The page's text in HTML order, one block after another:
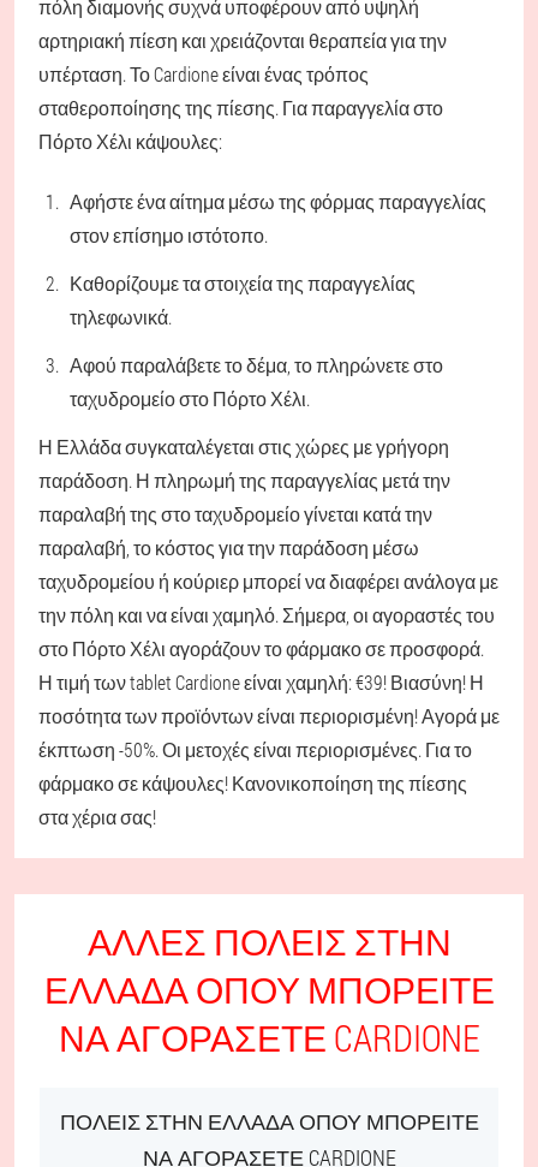
πόλη διαμονής συχνά υποφέρουν από υψηλή
αρτηριακή πίεση και χρειάζονται θεραπεία για την
υπέρταση. Το Cardione είναι ένας τρόπος
σταθεροποίησης της πίεσης. Για παραγγελία στο
Πόρτο Χέλι κάψουλες:
Αφήστε ένα αίτημα μέσω της φόρμας παραγγελίας
στον επίσημο ιστότοπο.
Καθορίζουμε τα στοιχεία της παραγγελίας
τηλεφωνικά.
Αφού παραλάβετε το δέμα, το πληρώνετε στο
ταχυδρομείο στο Πόρτο Χέλι.
Η Ελλάδα συγκαταλέγεται στις χώρες με γρήγορη
παράδοση. Η πληρωμή της παραγγελίας μετά την
παραλαβή της στο ταχυδρομείο γίνεται κατά την
παραλαβή, το κόστος για την παράδοση μέσω
ταχυδρομείου ή κούριερ μπορεί να διαφέρει ανάλογα με
την πόλη και να είναι χαμηλό. Σήμερα, οι αγοραστές του
στο Πόρτο Χέλι αγοράζουν το φάρμακο σε προσφορά.
Η τιμή των tablet Cardione είναι χαμηλή: €39! Βιασύνη! Η
ποσότητα των προϊόντων είναι περιορισμένη! Αγορά με
έκπτωση -50%. Οι μετοχές είναι περιορισμένες. Για το
φάρμακο σε κάψουλες! Κανονικοποίηση της πίεσης
στα χέρια σας!
ΆΛΛΕΣ ΠΌΛΕΙΣ ΣΤΗΝ
ΕΛΛΆΔΑ ΌΠΟΥ ΜΠΟΡΕΊΤΕ
ΝΑ ΑΓΟΡΆΣΕΤΕ CARDIONE
ΠΌΛΕΙΣ ΣΤΗΝ ΕΛΛΆΔΑ ΌΠΟΥ ΜΠΟΡΕΊΤΕ
ΝΑ ΑΓΟΡΆΣΕΤΕ CARDIONE